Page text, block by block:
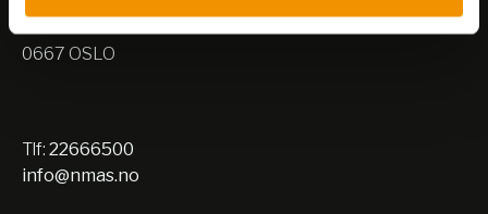
0667 OSLO
Tlf: 22666500
info@nmas.no